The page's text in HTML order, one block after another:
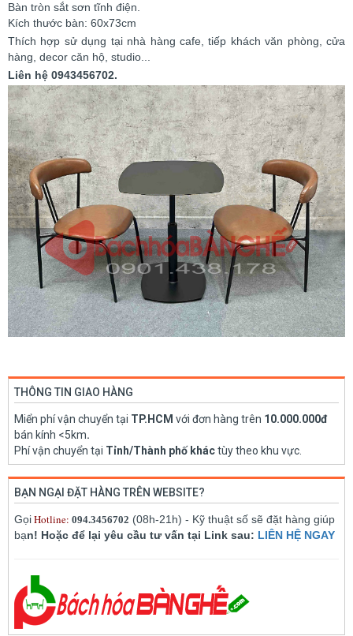
Bàn tròn sắt sơn tĩnh điện.
Kích thước bàn: 60x73cm
Thích hợp sử dụng tại nhà hàng cafe, tiếp khách văn phòng, cửa
hàng, decor căn hộ, studio...
Liên hệ 0943456702.
THÔNG TIN GIAO HÀNG
Miển phí vận chuyển tại TP.HCM với đơn hàng trên 10.000.000đ
bán kính <5km.
Phí vận chuyển tại Tỉnh/Thành phố kháctùy theo khu vực.
BẠN NGẠI ĐẶT HÀNG TRÊN WEBSITE?
GọiHotline: 094.3456702 (08h-21h) - Kỹ thuật số sẽ đặt hàng giúp
bạn! Hoặc để lại yêu cầu tư vấn tại Link sau: LIÊN HỆ NGAY